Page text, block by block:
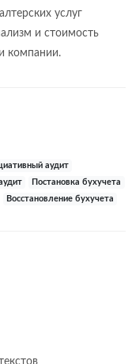
услуг
и стоимость
компании.
аудит
Постановка бухучета
Восстановление бухучета